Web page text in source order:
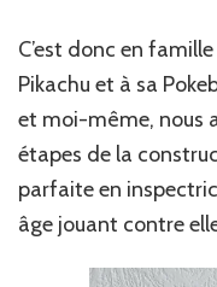
C’est donc en
Pikachu et à sa
et moi-même, nous
étapes de la
parfaite en
âge jouant contre